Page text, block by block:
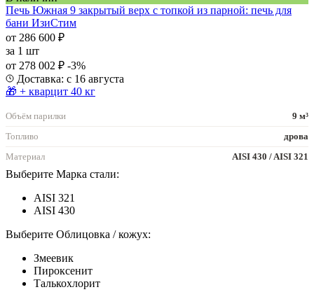
Печь Южная 9 закрытый верх с топкой из парной: печь для
бани ИзиСтим
от 286 600 ₽
за 1 шт
от 278 002 ₽ -3%
Доставка: с 16 августа
🎁 + кварцит 40 кг
Объём парилки
9 м³
Топливо
дрова
Материал
AISI 430 / AISI 321
Выберите Марка стали:
AISI 321
AISI 430
Выберите Облицовка / кожух:
Змеевик
Пироксенит
Талькохлорит